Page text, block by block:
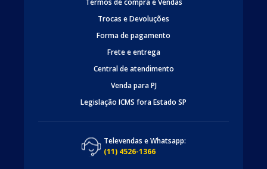
Termos de compra e Vendas
Trocas e Devoluções
Forma de pagamento
Frete e entrega
Central de atendimento
Venda para PJ
Legislação ICMS fora Estado SP
Televendas e Whatsapp:
(11) 4526-1366